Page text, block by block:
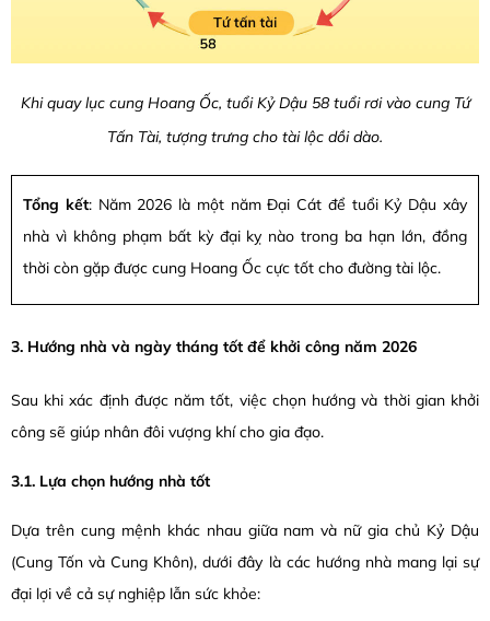
Khi quay lục cung Hoang Ốc, tuổi Kỷ Dậu 58 tuổi rơi vào cung Tứ
Tấn Tài, tượng trưng cho tài lộc dồi dào.
Tổng kết: Năm 2026 là một năm Đại Cát để tuổi Kỷ Dậu xây
nhà vì không phạm bất kỳ đại kỵ nào trong ba hạn lớn, đồng
thời còn gặp được cung Hoang Ốc cực tốt cho đường tài lộc.
3. Hướng nhà và ngày tháng tốt để khởi công năm 2026
Sau khi xác định được năm tốt, việc chọn hướng và thời gian khởi
công sẽ giúp nhân đôi vượng khí cho gia đạo.
3.1. Lựa chọn hướng nhà tốt
Dựa trên cung mệnh khác nhau giữa nam và nữ gia chủ Kỷ Dậu
(Cung Tốn và Cung Khôn), dưới đây là các hướng nhà mang lại sự
đại lợi về cả sự nghiệp lẫn sức khỏe: